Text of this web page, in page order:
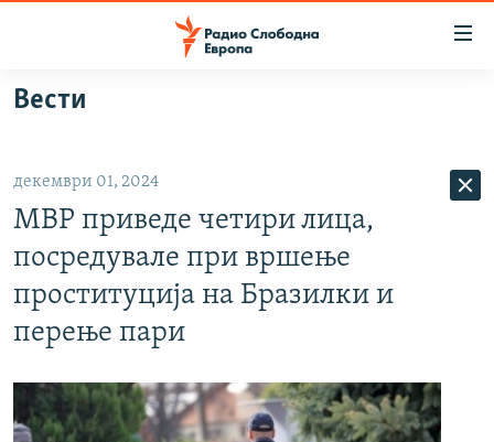
Оди
на
главната
навигација
Премини
на
пребарување
ВИЗУЕЛНО
ШТО ТРЕБА ДА ЗНАЕТЕ
ПРИЈАВИ СЕ ЗА ЊУЗЛЕТЕР
ПОДКАСТ ЗОШТО?
СЛЕДЕТЕ НЕ
Вести
декември 01, 2024
МВР приведе четири лица,
посредувале при вршење
проституција на Бразилки и
перење пари